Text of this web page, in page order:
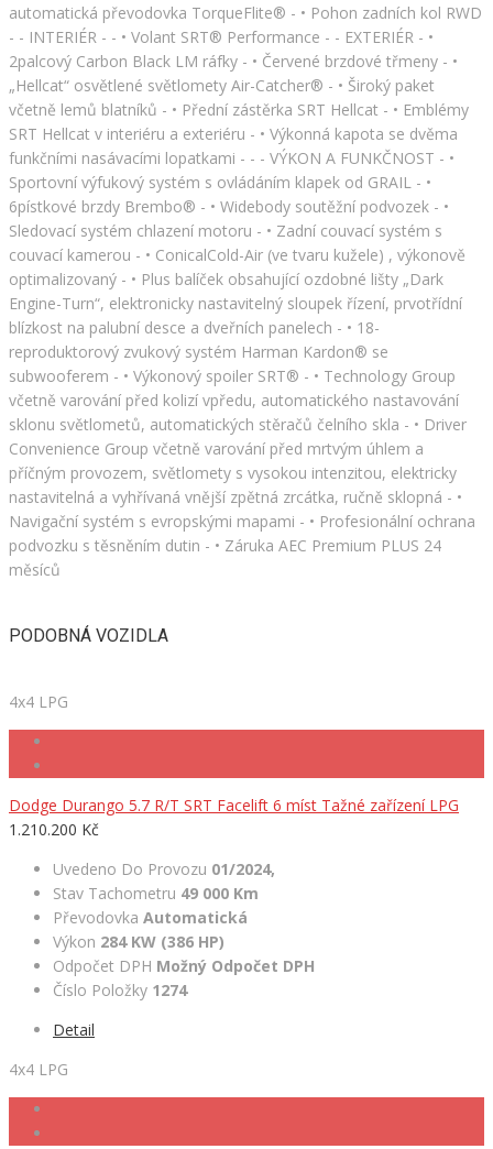
automatická převodovka TorqueFlite® - • Pohon zadních kol RWD
- - INTERIÉR - - • Volant SRT® Performance - - EXTERIÉR - •
2palcový Carbon Black LM ráfky - • Červené brzdové třmeny - •
„Hellcat“ osvětlené světlomety Air-Catcher® - • Široký paket
včetně lemů blatníků - • Přední zástěrka SRT Hellcat - • Emblémy
SRT Hellcat v interiéru a exteriéru - • Výkonná kapota se dvěma
funkčními nasávacími lopatkami - - - VÝKON A FUNKČNOST - •
Sportovní výfukový systém s ovládáním klapek od GRAIL - •
6pístkové brzdy Brembo® - • Widebody soutěžní podvozek - •
Sledovací systém chlazení motoru - • Zadní couvací systém s
couvací kamerou - • ConicalCold-Air (ve tvaru kužele) , výkonově
optimalizovaný - • Plus balíček obsahující ozdobné lišty „Dark
Engine-Turn“, elektronicky nastavitelný sloupek řízení, prvotřídní
blízkost na palubní desce a dveřních panelech - • 18-
reproduktorový zvukový systém Harman Kardon® se
subwooferem - • Výkonový spoiler SRT® - • Technology Group
včetně varování před kolizí vpředu, automatického nastavování
sklonu světlometů, automatických stěračů čelního skla - • Driver
Convenience Group včetně varování před mrtvým úhlem a
příčným provozem, světlomety s vysokou intenzitou, elektricky
nastavitelná a vyhřívaná vnější zpětná zrcátka, ručně sklopná - •
Navigační systém s evropskými mapami - • Profesionální ochrana
podvozku s těsněním dutin - • Záruka AEC Premium PLUS 24
měsíců
PODOBNÁ VOZIDLA
4x4 LPG
Dodge Durango 5.7 R/T SRT Facelift 6 míst Tažné zařízení LPG
1.210.200 Kč
Uvedeno Do Provozu 01/2024,
Stav Tachometru 49 000 Km
Převodovka Automatická
Výkon 284 KW (386 HP)
Odpočet DPH Možný Odpočet DPH
Číslo Položky 1274
Detail
4x4 LPG